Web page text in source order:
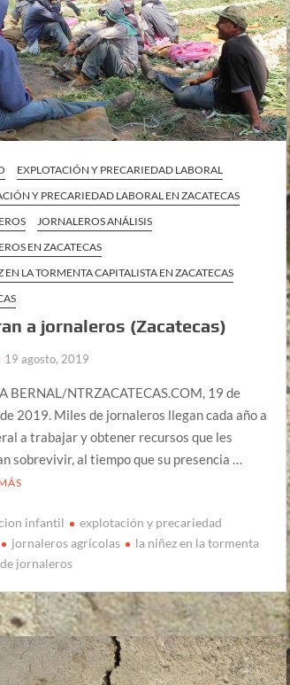
EXPLOTACIÓN Y PRECARIEDAD LABORAL
Y PRECARIEDAD LABORAL EN ZACATECAS
JORNALEROS ANÁLISIS
EN ZACATECAS
EN LA TORMENTA CAPITALISTA EN ZACATECAS
a jornaleros (Zacatecas)
19 agosto, 2019
BERNAL/NTRZACATECAS.COM, 19 de
2019. Miles de jornaleros llegan cada año a
a trabajar y obtener recursos que les
sobrevivir, al tiempo que su presencia …
infantil
explotación y precariedad
jornaleros agrícolas
la niñez en la tormenta
jornaleros